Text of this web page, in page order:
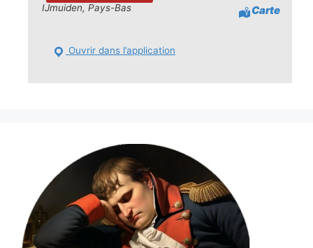
IJmuiden, Pays-Bas Carte
Ouvrir dans l’application